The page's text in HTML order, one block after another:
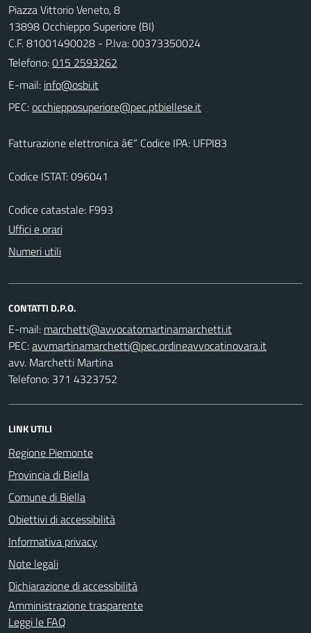
Piazza Vittorio Veneto, 8
13898 Occhieppo Superiore (BI)
C.F. 81001490028 - P.Iva: 00373350024
Telefono:015 2593262
E-mail:
PEC:
Fatturazione elettronica â€“ Codice IPA: UFPI83
Codice ISTAT: 096041
Codice catastale: F993
Uffici e orari
Numeri utili
CONTATTI D.P.O.
E-mail:
PEC:
avv. Marchetti Martina
Telefono: 371 4323752
LINK UTILI
Regione Piemonte
Provincia di Biella
Comune di Biella
Obiettivi di accessibilità
Informativa privacy
Note legali
Dichiarazione di accessibilità
Amministrazione trasparente
Leggi le FAQ